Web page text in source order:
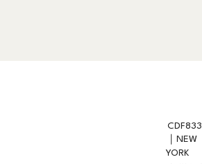
CDF833
｜NEW
YORK